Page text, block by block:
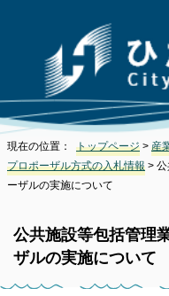
現在の位置： トップページ > 産
プロポーザル方式の入札情報 >
ーザルの実施について
公共施設等包括管理
ザルの実施について